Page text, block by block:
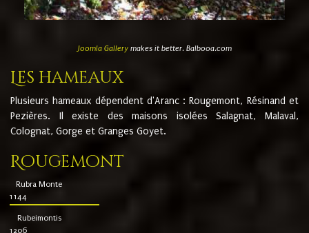
Joomla Gallerymakes it better. Balbooa.com
Les hameaux
Plusieurs hameaux dépendent d'Aranc : Rougemont, Résinand et
Pezières. Il existe des maisons isolées Salagnat, Malaval,
Colognat, Gorge et Granges Goyet.
Rougemont
Rubra Monte
1144
Rubeimontis
1206